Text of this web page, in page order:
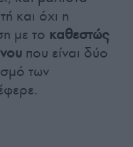
και όχι η
με το καθεστώς
που είναι δύο
των